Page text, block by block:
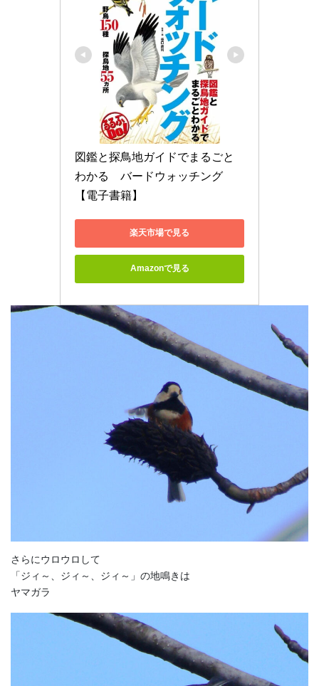
図鑑と探鳥地ガイドでまるごと
わかる　バードウォッチング
【電子書籍】
楽天市場で見る
Amazonで見る
さらにウロウロして
「ジィ～、ジィ～、ジィ～」の地鳴きは
ヤマガラ